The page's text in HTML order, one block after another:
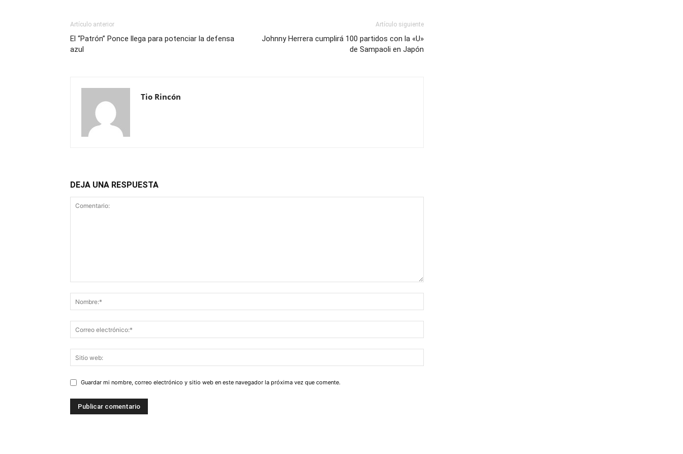
Artículo anterior
El “Patrón” Ponce llega para potenciar la defensa
azul
Artículo siguiente
Johnny Herrera cumplirá 100 partidos con la «U»
de Sampaoli en Japón
Tio Rincón
DEJA UNA RESPUESTA
Guardar mi nombre, correo electrónico y sitio web en este navegador la próxima vez que comente.